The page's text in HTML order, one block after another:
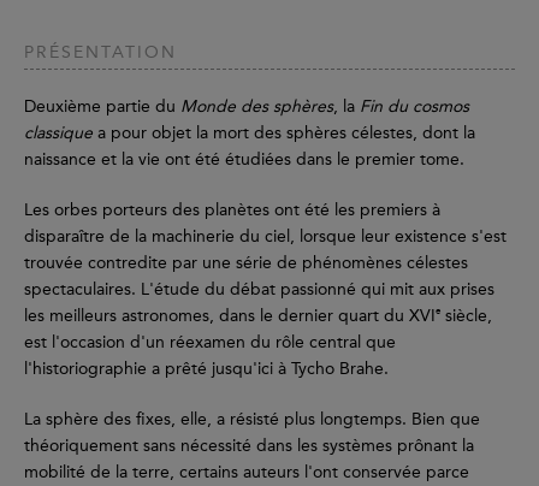
PRÉSENTATION
Deuxième partie du Monde des sphères, la Fin du cosmos
classique a pour objet la mort des sphères célestes, dont la
naissance et la vie ont été étudiées dans le premier tome.
Les orbes porteurs des planètes ont été les premiers à
disparaître de la machinerie du ciel, lorsque leur existence s'est
trouvée contredite par une série de phénomènes célestes
spectaculaires. L'étude du débat passionné qui mit aux prises
les meilleurs astronomes, dans le dernier quart du XVIe siècle,
est l'occasion d'un réexamen du rôle central que
l'historiographie a prêté jusqu'ici à Tycho Brahe.
La sphère des fixes, elle, a résisté plus longtemps. Bien que
théoriquement sans nécessité dans les systèmes prônant la
mobilité de la terre, certains auteurs l'ont conservée parce